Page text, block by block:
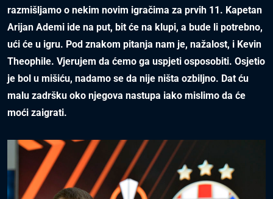
razmišljamo o nekim novim igračima za prvih 11. Kapetan
Arijan Ademi ide na put, bit će na klupi, a bude li potrebno,
ući će u igru. Pod znakom pitanja nam je, nažalost, i Kevin
Theophile. Vjerujem da ćemo ga uspjeti osposobiti. Osjetio
je bol u mišiću, nadamo se da nije ništa ozbiljno. Dat ću
malu zadršku oko njegova nastupa iako mislimo da će
moći zaigrati.